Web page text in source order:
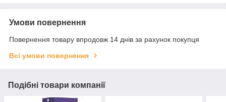
Умови повернення
Повернення товару впродовж 14 днів за рахунок покупця
Всі умови повернення
Подібні товари компанії